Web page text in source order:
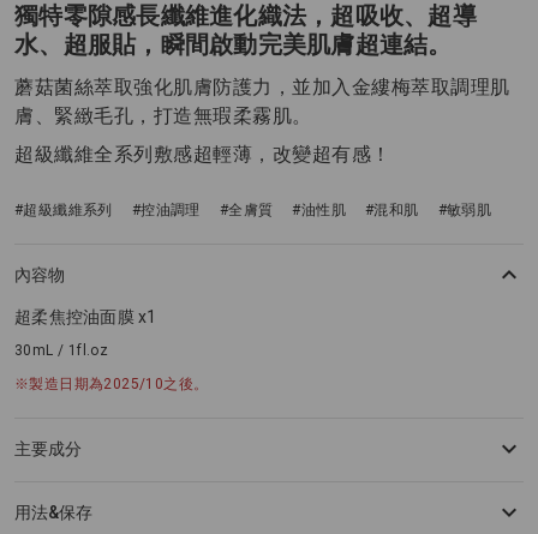
獨特零隙感長纖維進化織法，超吸收、超導
水、超服貼，瞬間啟動完美肌膚超連結。
蘑菇菌絲萃取強化肌膚防護力，並加入金縷梅萃取調理肌
膚、緊緻毛孔，打造無瑕柔霧肌。
超級纖維全系列敷感超輕薄，改變超有感！
#超級纖維系列 #控油調理 #全膚質 #油性肌 #混和肌 #敏弱肌
內容物
超柔焦控油面膜 x1
30mL / 1fl.oz
※製造日期為2025/10之後。
主要成分
用法&保存